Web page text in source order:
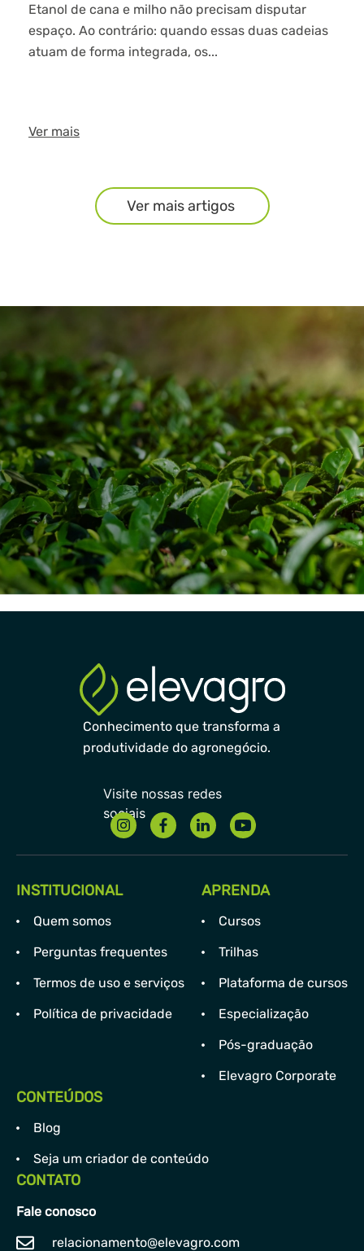
Etanol de cana e milho não precisam disputar
espaço. Ao contrário: quando essas duas cadeias
atuam de forma integrada, os...
Ver mais
Ver mais artigos
Conhecimento que transforma a
produtividade do agronegócio.
INSTITUCIONAL
Quem somos
Perguntas frequentes
Termos de uso e serviços
Política de privacidade
APRENDA
Cursos
Trilhas
Plataforma de cursos
Especialização
Pós-graduação
Elevagro Corporate
CONTEÚDOS
Blog
Seja um criador de conteúdo
CONTATO
Fale conosco
relacionamento@elevagro.com